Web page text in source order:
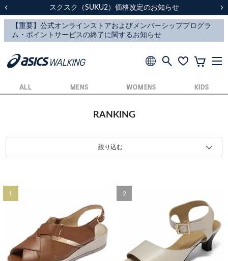
スクスク（SUKU2）価格改定のお知らせ
配送に関するお知らせ
スクスク（SUKU2）価格改定のお知らせ
配送に関するお知らせ
ALL MENS WOMENS KIDS
RANKING
絞り込む
1 2